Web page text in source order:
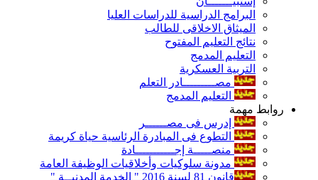
البرامج الدراسية للدراسات العليا
الميثاق الاخلاقى للطالب
نتائج التعليم المفتوح
التعليم المدمج
التربية العسكرية
مصـــــــــادر التعلم
التعليم المدمج
روابط مهمة
إدرس فى مصــــــر
التطوع فى المبادرة الرئاسية حياة كريمة
منصـــــة إجـــــــــــادة
مدونة سلوكيات وأخلاقيات الوظيفة العامة
قانون 81 لسنة 2016 " الخدمة المدنيــة "